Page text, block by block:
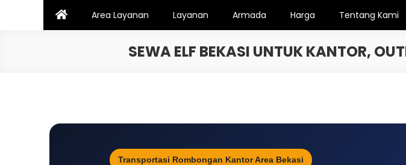
Area Layanan Layanan Armada Harga Tentang Kami
SEWA ELF BEKASI UNTUK KANTOR,
Transportasi Rombongan Kantor Area Bekasi